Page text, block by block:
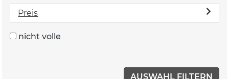
Preis
nicht volle